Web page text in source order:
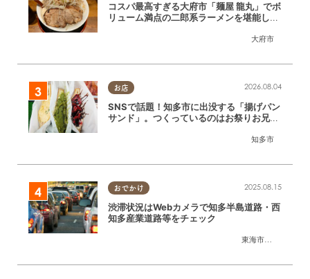
大府市
コスパ最高すぎる大府市「麺屋 龍丸」でボ
リューム満点の二郎系ラーメンを堪能して
お店
知多市
2026.08.04
SNSで話題！知多市に出没する「揚げパン
サンド」。つくっているのはお祭りお兄さ
おでかけ
東海市
,大府市
2025.08.15
渋滞状況はWebカメラで知多半島道路・西
知多産業道路等をチェック